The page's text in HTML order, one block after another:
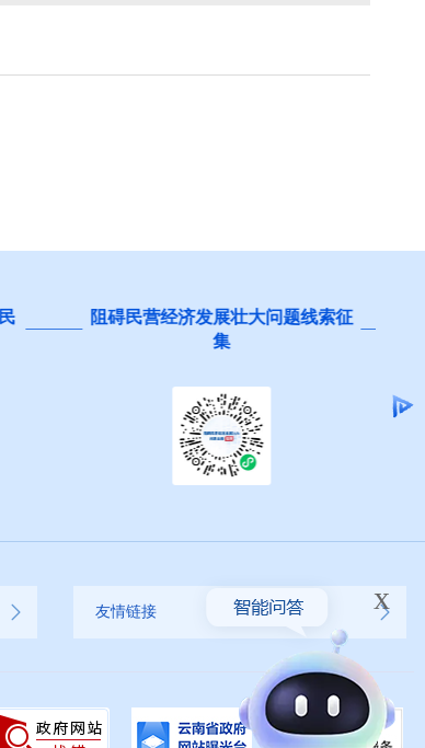
阻碍民营经济发展壮大问题线索征
集
友情链接 x